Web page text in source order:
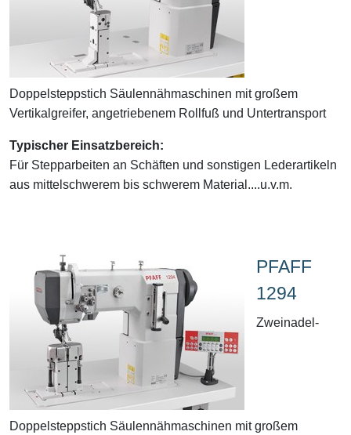
Doppelsteppstich Säulennähmaschinen mit großem
Vertikalgreifer, angetriebenem Rollfuß und Untertransport
Typischer Einsatzbereich:
Für Stepparbeiten an Schäften und sonstigen Lederartikeln
aus mittelschwerem bis schwerem Material....u.v.m.
PFAFF
1294
Zweinadel-
Doppelsteppstich Säulennähmaschinen mit großem